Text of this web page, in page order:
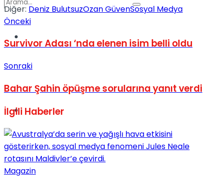
Türkiye
Müzik
No Result
View All Result
Diğer: Deniz BulutsuzOzan GüvenSosyal Medya
Önceki
Survivor Adası ‘nda elenen isim belli oldu
Sonraki
Bahar Şahin öpüşme sorularına yanıt verdi
İlgili Haberler
Magazin